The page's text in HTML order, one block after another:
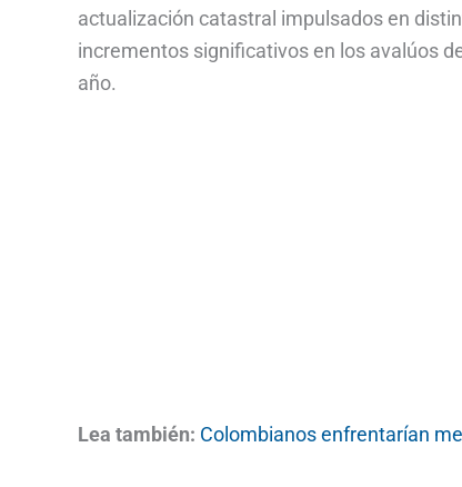
actualización catastral impulsados en
incrementos significativos en los avalúos
año.
Lea también: Colombianos enfrentarían